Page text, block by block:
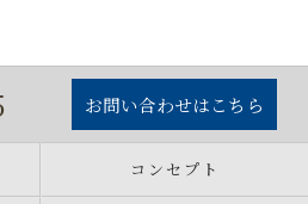
お問い合わせはこちら
コンセプト